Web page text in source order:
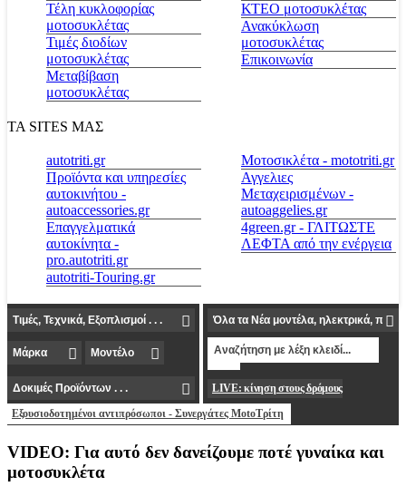
Τέλη κυκλοφορίας
μοτοσυκλέτας
Τιμές διοδίων
μοτοσυκλέτας
Μεταβίβαση
μοτοσυκλέτας
ΚΤΕΟ μοτοσυκλέτας
Ανακύκλωση
μοτοσυκλέτας
Επικοινωνία
ΤΑ SITES ΜΑΣ
autotriti.gr
Προϊόντα και υπηρεσίες
αυτοκινήτου -
autoaccessories.gr
Επαγγελματικά
αυτοκίνητα -
pro.autotriti.gr
autotriti-Touring.gr
Μοτοσικλέτα - mototriti.gr
Αγγελιες
Μεταχειρισμένων -
autoaggelies.gr
4green.gr - ΓΛΙΤΩΣΤΕ
ΛΕΦΤΑ από την ενέργεια
LIVE: κίνηση στους δρόμους
Εξουσιοδοτημένοι αντιπρόσωποι - Συνεργάτες MotoΤρίτη
VIDEO: Για αυτό δεν δανείζουμε ποτέ γυναίκα και
μοτοσυκλέτα